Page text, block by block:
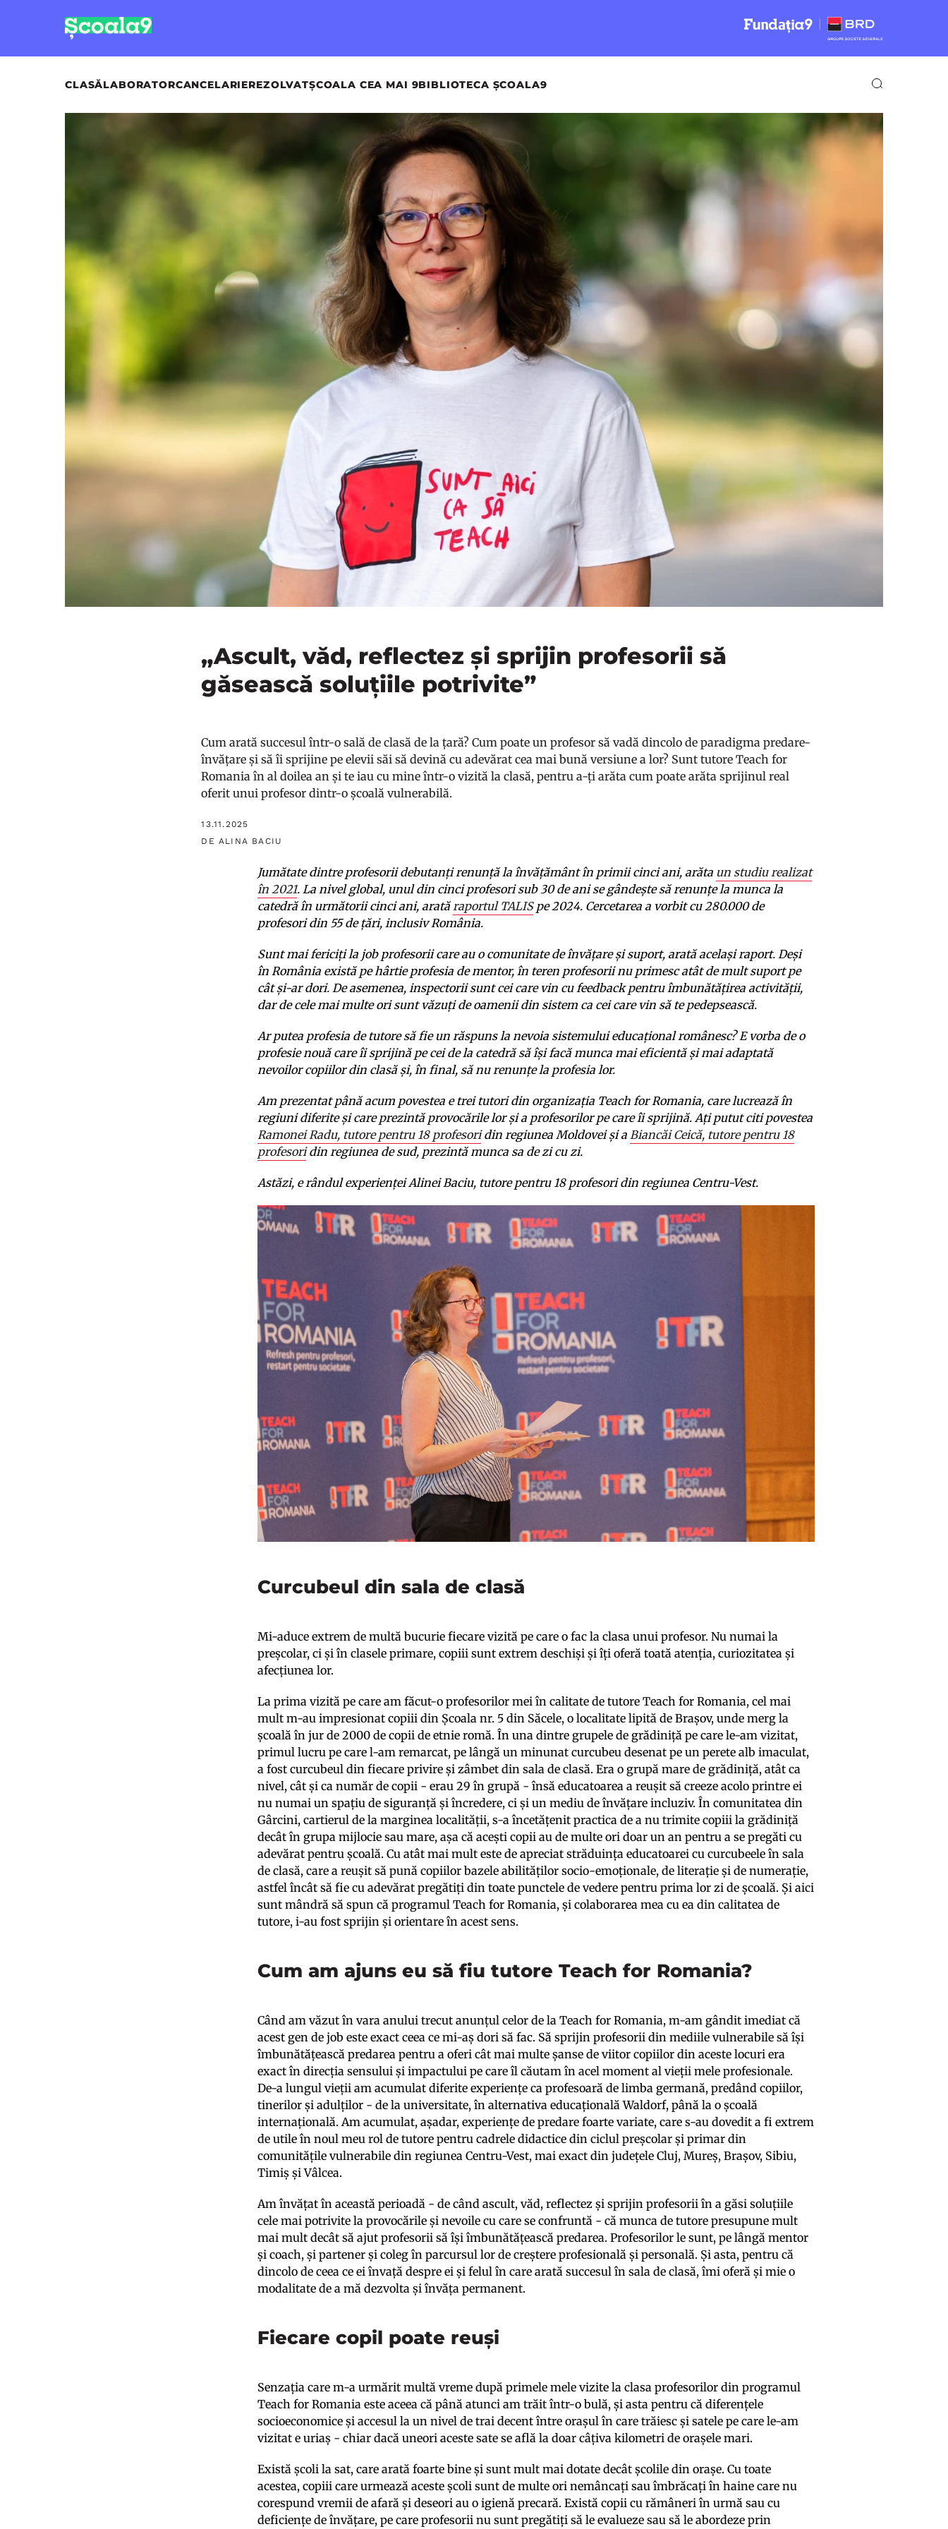
CLASĂLABORATORCANCELARIEREZOLVATȘCOALA CEA MAI 9BIBLIOTECA ȘCOALA9
„Ascult, văd, reflectez și sprijin profesorii să
găsească soluțiile potrivite”
Cum arată succesul într-o sală de clasă de la țară? Cum poate un profesor să vadă dincolo de paradigma predare-
învățare și să îi sprijine pe elevii săi să devină cu adevărat cea mai bună versiune a lor? Sunt tutore Teach for
Romania în al doilea an și te iau cu mine într-o vizită la clasă, pentru a-ți arăta cum poate arăta sprijinul real
oferit unui profesor dintr-o școală vulnerabilă.
13.11.2025
DE ALINA BACIU
Jumătate dintre profesorii debutanți renunță la învățământ în primii cinci ani, arăta un studiu realizat
în 2021. La nivel global, unul din cinci profesori sub 30 de ani se gândește să renunțe la munca la
catedră în următorii cinci ani, aratăraportul TALISpe 2024. Cercetarea a vorbit cu 280.000 de
profesori din 55 de țări, inclusiv România.
Sunt mai fericiți la job profesorii care au o comunitate de învățare și suport, arată același raport. Deși
în România există pe hârtie profesia de mentor, în teren profesorii nu primesc atât de mult suport pe
cât și-ar dori. De asemenea, inspectorii sunt cei care vin cu feedback pentru îmbunătățirea activității,
dar de cele mai multe ori sunt văzuți de oamenii din sistem ca cei care vin să te pedepsească.
Ar putea profesia de tutore să fie un răspuns la nevoia sistemului educațional românesc? E vorba de o
profesie nouă care îi sprijină pe cei de la catedră să își facă munca mai eficientă și mai adaptată
nevoilor copiilor din clasă și, în final, să nu renunțe la profesia lor.
Am prezentat până acum povestea e trei tutori din organizația Teach for Romania, care lucrează în
regiuni diferite și care prezintă provocările lor și a profesorilor pe care îi sprijină. Ați putut citi povestea
Ramonei Radu, tutore pentru 18 profesoridin regiunea Moldovei și aBiancăi Ceică, tutore pentru 18
profesoridin regiunea de sud, prezintă munca sa de zi cu zi.
Astăzi, e rândul experienței Alinei Baciu, tutore pentru 18 profesori din regiunea Centru-Vest.
Curcubeul din sala de clasă
Mi-aduce extrem de multă bucurie fiecare vizită pe care o fac la clasa unui profesor. Nu numai la
preșcolar, ci și în clasele primare, copiii sunt extrem deschiși și îți oferă toată atenția, curiozitatea și
afecțiunea lor.
La prima vizită pe care am făcut-o profesorilor mei în calitate de tutore Teach for Romania, cel mai
mult m-au impresionat copiii din Școala nr. 5 din Săcele, o localitate lipită de Brașov, unde merg la
școală în jur de 2000 de copii de etnie romă. În una dintre grupele de grădiniță pe care le-am vizitat,
primul lucru pe care l-am remarcat, pe lângă un minunat curcubeu desenat pe un perete alb imaculat,
a fost curcubeul din fiecare privire și zâmbet din sala de clasă. Era o grupă mare de grădiniță, atât ca
nivel, cât și ca număr de copii - erau 29 în grupă - însă educatoarea a reușit să creeze acolo printre ei
nu numai un spațiu de siguranță și încredere, ci și un mediu de învățare incluziv. În comunitatea din
Gârcini, cartierul de la marginea localității, s-a încetățenit practica de a nu trimite copiii la grădiniță
decât în grupa mijlocie sau mare, așa că acești copii au de multe ori doar un an pentru a se pregăti cu
adevărat pentru școală. Cu atât mai mult este de apreciat străduința educatoarei cu curcubeele în sala
de clasă, care a reușit să pună copiilor bazele abilităților socio-emoționale, de literație și de numerație,
astfel încât să fie cu adevărat pregătiți din toate punctele de vedere pentru prima lor zi de școală. Și aici
sunt mândră să spun că programul Teach for Romania, și colaborarea mea cu ea din calitatea de
tutore, i-au fost sprijin și orientare în acest sens.
Cum am ajuns eu să fiu tutore Teach for Romania?
Când am văzut în vara anului trecut anunțul celor de la Teach for Romania, m-am gândit imediat că
acest gen de job este exact ceea ce mi-aș dori să fac. Să sprijin profesorii din mediile vulnerabile să își
îmbunătățească predarea pentru a oferi cât mai multe șanse de viitor copiilor din aceste locuri era
exact în direcția sensului și impactului pe care îl căutam în acel moment al vieții mele profesionale.
De-a lungul vieții am acumulat diferite experiențe ca profesoară de limba germană, predând copiilor,
tinerilor și adulților - de la universitate, în alternativa educațională Waldorf, până la o școală
internațională. Am acumulat, așadar, experiențe de predare foarte variate, care s-au dovedit a fi extrem
de utile în noul meu rol de tutore pentru cadrele didactice din ciclul preșcolar și primar din
comunitățile vulnerabile din regiunea Centru-Vest, mai exact din județele Cluj, Mureș, Brașov, Sibiu,
Timiș și Vâlcea.
Am învățat în această perioadă - de când ascult, văd, reflectez și sprijin profesorii în a găsi soluțiile
cele mai potrivite la provocările și nevoile cu care se confruntă - că munca de tutore presupune mult
mai mult decât să ajut profesorii să își îmbunătățească predarea. Profesorilor le sunt, pe lângă mentor
și coach, și partener și coleg în parcursul lor de creștere profesională și personală. Și asta, pentru că
dincolo de ceea ce ei învață despre ei și felul în care arată succesul în sala de clasă, îmi oferă și mie o
modalitate de a mă dezvolta și învăța permanent.
Fiecare copil poate reuși
Senzația care m-a urmărit multă vreme după primele mele vizite la clasa profesorilor din programul
Teach for Romania este aceea că până atunci am trăit într-o bulă, și asta pentru că diferențele
socioeconomice și accesul la un nivel de trai decent între orașul în care trăiesc și satele pe care le-am
vizitat e uriaș - chiar dacă uneori aceste sate se află la doar câțiva kilometri de orașele mari.
Există școli la sat, care arată foarte bine și sunt mult mai dotate decât școlile din orașe. Cu toate
acestea, copiii care urmează aceste școli sunt de multe ori nemâncați sau îmbrăcați în haine care nu
corespund vremii de afară și deseori au o igienă precară. Există copii cu rămâneri în urmă sau cu
deficiențe de învățare, pe care profesorii nu sunt pregătiți să le evalueze sau să le abordeze prin